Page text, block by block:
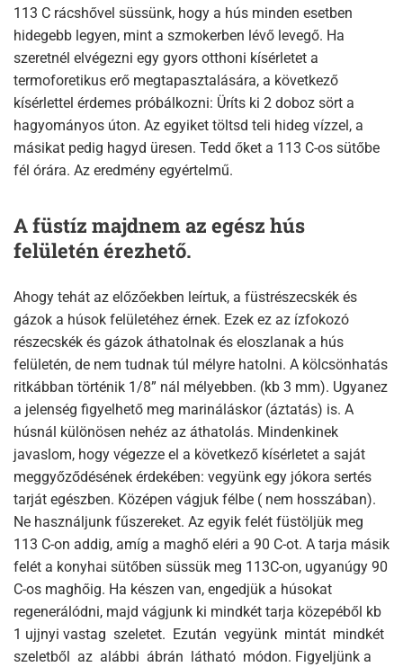
113 C rácshővel süssünk, hogy a hús minden esetben
hidegebb legyen, mint a szmokerben lévő levegő. Ha
szeretnél elvégezni egy gyors otthoni kísérletet a
termoforetikus erő megtapasztalására, a következő
kísérlettel érdemes próbálkozni: Üríts ki 2 doboz sört a
hagyományos úton. Az egyiket töltsd teli hideg vízzel, a
másikat pedig hagyd üresen. Tedd őket a 113 C-os sütőbe
fél órára. Az eredmény egyértelmű.
A füstíz majdnem az egész hús
felületén érezhető.
Ahogy tehát az előzőekben leírtuk, a füstrészecskék és
gázok a húsok felületéhez érnek. Ezek ez az ízfokozó
részecskék és gázok áthatolnak és eloszlanak a hús
felületén, de nem tudnak túl mélyre hatolni. A kölcsönhatás
ritkábban történik 1/8” nál mélyebben. (kb 3 mm). Ugyanez
a jelenség figyelhető meg marináláskor (áztatás) is. A
húsnál különösen nehéz az áthatolás. Mindenkinek
javaslom, hogy végezze el a következő kísérletet a saját
meggyőződésének érdekében: vegyünk egy jókora sertés
tarját egészben. Középen vágjuk félbe ( nem hosszában).
Ne használjunk fűszereket. Az egyik felét füstöljük meg
113 C-on addig, amíg a maghő eléri a 90 C-ot. A tarja másik
felét a konyhai sütőben süssük meg 113C-on, ugyanúgy 90
C-os maghőig. Ha készen van, engedjük a húsokat
regenerálódni, majd vágjunk ki mindkét tarja közepéből kb
1 ujjnyi vastag szeletet. Ezután vegyünk mintát mindkét
szeletből az alábbi ábrán látható módon. Figyeljünk a